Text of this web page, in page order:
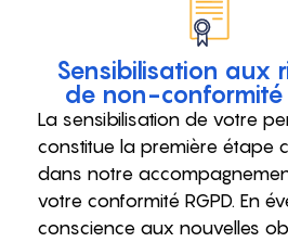
Sensibilisation aux
de non-conformité
La sensibilisation de votre
constitue la première étape
dans notre
votre conformité RGPD. En
conscience aux nouvelles